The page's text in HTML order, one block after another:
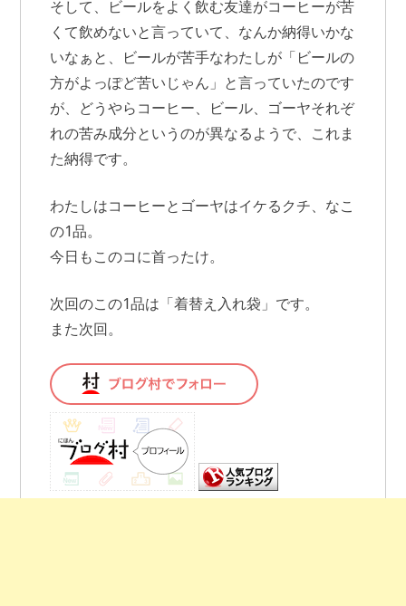
そして、ビールをよく飲む友達がコーヒーが苦
くて飲めないと言っていて、なんか納得いかな
いなぁと、ビールが苦手なわたしが「ビールの
方がよっぽど苦いじゃん」と言っていたのです
が、どうやらコーヒー、ビール、ゴーヤそれぞ
れの苦み成分というのが異なるようで、これま
た納得です。
わたしはコーヒーとゴーヤはイケるクチ、なこ
の1品。
今日もこのコに首ったけ。
次回のこの1品は「着替え入れ袋」です。
また次回。